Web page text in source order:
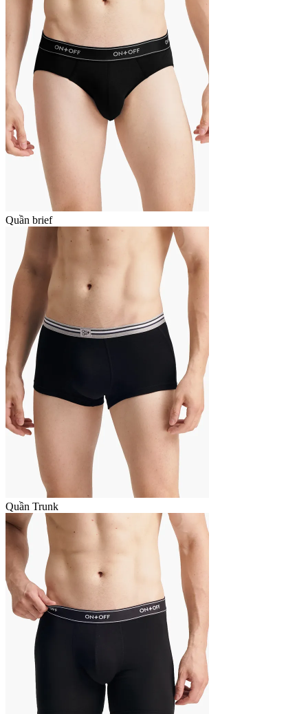
Quần brief
Quần Trunk